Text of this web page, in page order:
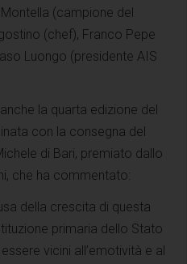
(campione del
(chef), Franco Pepe
Luongo (presidente AIS
la quarta edizione del
con la consegna del
di Bari, premiato dallo
che ha commentato:
della crescita di questa
primaria dello Stato
vicini all’emotività e al